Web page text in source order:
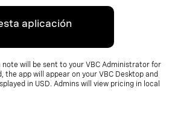
aplicación
note will be sent to your VBC Administrator for
the app will appear on your VBC Desktop and
in USD. Admins will view pricing in local